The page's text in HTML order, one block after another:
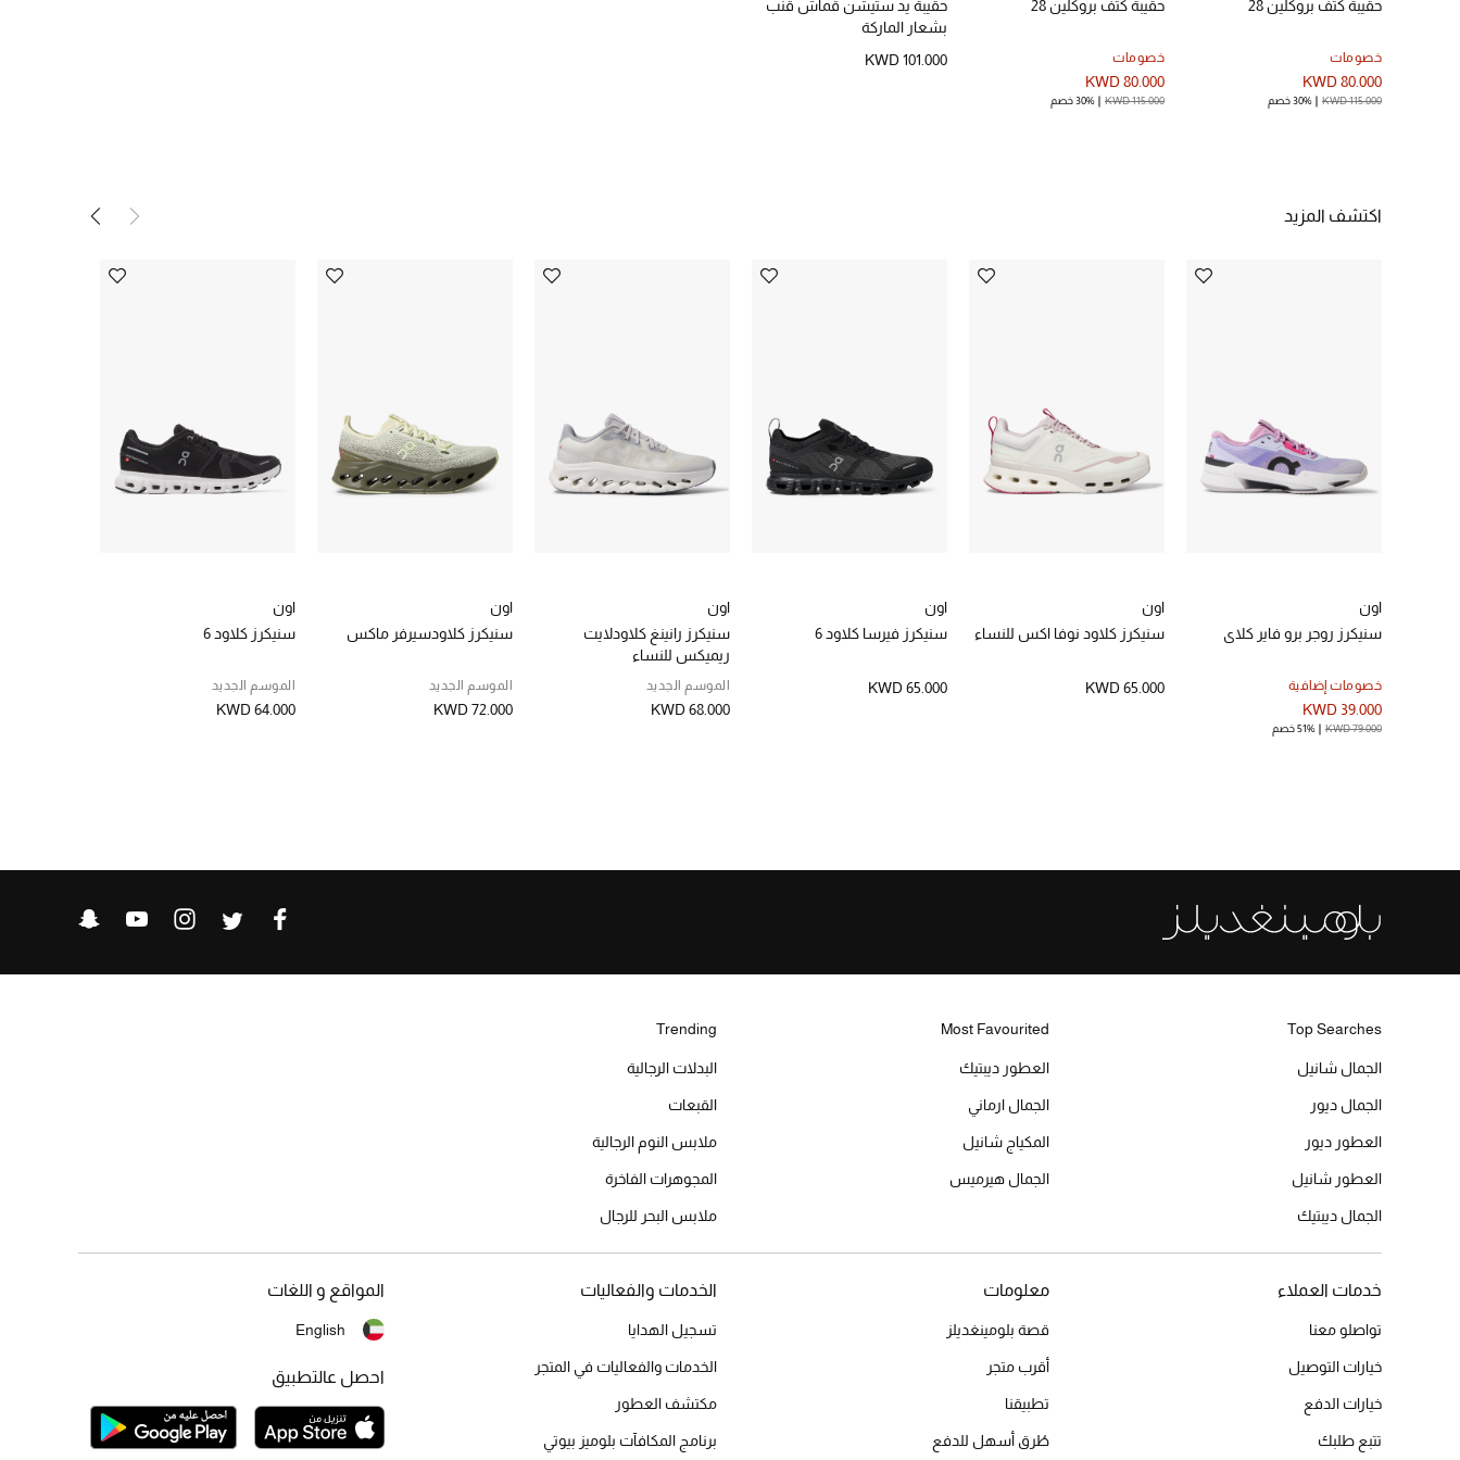
حقيبة كتف بروكلين 28
خصومات
KWD 80.000
KWD 115.000 30% خصم
حقيبة كتف بروكلين 28
خصومات
KWD 80.000
KWD 115.000 30% خصم
حقيبة يد ستيشن قماش قنب
بشعار الماركة
KWD 101.000
اكتشف المزيد
اون
سنيكرز روجر برو فاير كلاي
خصومات إضافية
KWD 39.000
KWD 79.000 51% خصم
اون
سنيكرز كلاود نوفا اكس للنساء
KWD 65.000
اون
سنيكرز فيرسا كلاود 6
KWD 65.000
اون
سنيكرز رانينغ كلاودلايت
ريميكس للنساء
الموسم الجديد
KWD 68.000
اون
سنيكرز كلاودسيرفر ماكس
الموسم الجديد
KWD 72.000
اون
سنيكرز كلاود 6
الموسم الجديد
KWD 64.000
Top Searches
الجمال شانيل
الجمال ديور
العطور ديور
العطور شانيل
الجمال ديبتيك
Most Favourited
العطور ديبتيك
الجمال ارماني
المكياج شانيل
الجمال هيرميس
Trending
البدلات الرجالية
القبعات
ملابس النوم الرجالية
المجوهرات الفاخرة
ملابس البحر للرجال
خدمات العملاء
تواصلو معنا
خيارات التوصيل
خيارات الدفع
تتبع طلبك
معلومات
قصة بلومينغديلز
أقرب متجر
تطبيقنا
طُرق أسهل للدفع
الخدمات والفعاليات
تسجيل الهدايا
الخدمات والفعاليات في المتجر
مكتشف العطور
برنامج المكافآت بلوميز بيوتي
المواقع و اللغات
English
احصل عالتطبيق